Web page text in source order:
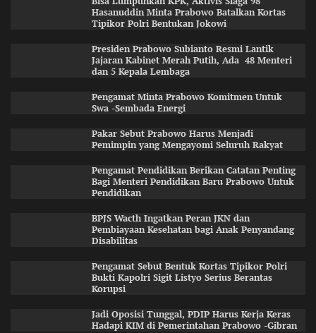
Hasanuddin Minta Prabowo Batalkan Kortas
Tipikor Polri Bentukan Jokowi
Presiden Prabowo Subianto Resmi Lantik
Jajaran Kabinet Merah Putih, Ada 48 Menteri
dan 5 Kepala Lembaga
Pengamat Minta Prabowo Komitmen Untuk
Swa -Sembada Energi
Pakar Sebut Prabowo Harus Menjadi
Pemimpin yang Mengayomi Seluruh Rakyat
Pengamat Pendidikan Berikan Catatan Penting
Bagi Menteri Pendidikan Baru Prabowo Untuk
Pendidikan
BPJS Wacth Ingatkan Peran JKN dan
Pembiayaan Kesehatan bagi Anak Penyandang
Disabilitas
Pengamat Sebut Bentuk Kortas Tipikor Polri
Bukti Kapolri Sigit Listyo Serius Berantas
Korupsi
Jadi Oposisi Tunggal, PDIP Harus Kerja Keras
Hadapi KIM di Pemerintahan Prabowo -Gibran